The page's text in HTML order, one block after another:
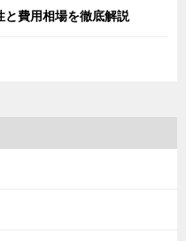
と費用相場を徹底解説